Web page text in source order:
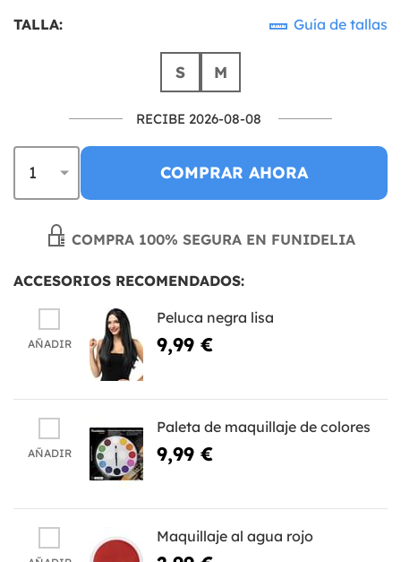
TALLA: Guía de tallas
S M
RECIBE 2026-08-08
COMPRAR AHORA
COMPRA 100% SEGURA EN FUNIDELIA
ACCESORIOS RECOMENDADOS:
AÑADIR
Peluca negra lisa
9,99 €
AÑADIR
Paleta de maquillaje de colores
9,99 €
Maquillaje al agua rojo